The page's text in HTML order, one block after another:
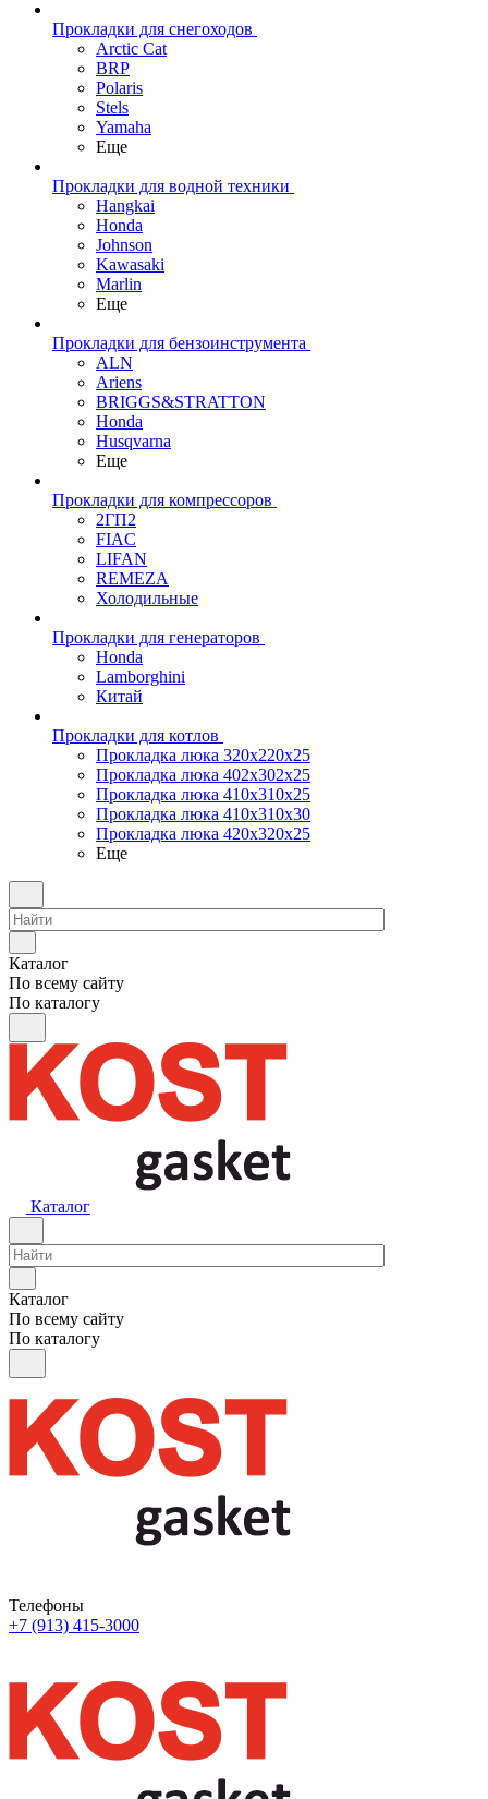
Прокладки для снегоходов
Arctic Cat
BRP
Polaris
Stels
Yamaha
Еще
Прокладки для водной техники
Hangkai
Honda
Johnson
Kawasaki
Marlin
Еще
Прокладки для бензоинструмента
ALN
Ariens
BRIGGS&STRATTON
Honda
Husqvarna
Еще
Прокладки для компрессоров
2ГП2
FIAC
LIFAN
REMEZA
Холодильные
Прокладки для генераторов
Honda
Lamborghini
Китай
Прокладки для котлов
Прокладка люка 320x220x25
Прокладка люка 402x302x25
Прокладка люка 410x310x25
Прокладка люка 410х310х30
Прокладка люка 420x320x25
Еще
Каталог
По всему сайту
По каталогу
Каталог
Каталог
По всему сайту
По каталогу
Телефоны
+7 (913) 415-3000